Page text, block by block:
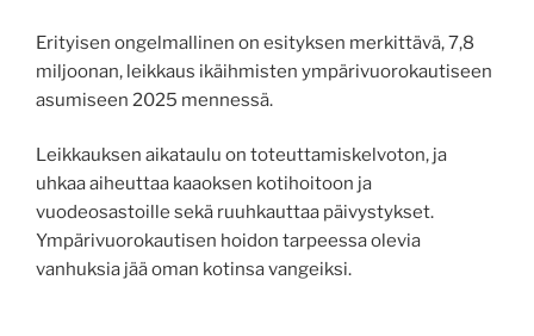
Erityisen ongelmallinen on esityksen merkittävä, 7,8
miljoonan, leikkaus ikäihmisten ympärivuorokautiseen
asumiseen 2025 mennessä.
Leikkauksen aikataulu on toteuttamiskelvoton, ja
uhkaa aiheuttaa kaaoksen kotihoitoon ja
vuodeosastoille sekä ruuhkauttaa päivystykset.
Ympärivuorokautisen hoidon tarpeessa olevia
vanhuksia jää oman kotinsa vangeiksi.